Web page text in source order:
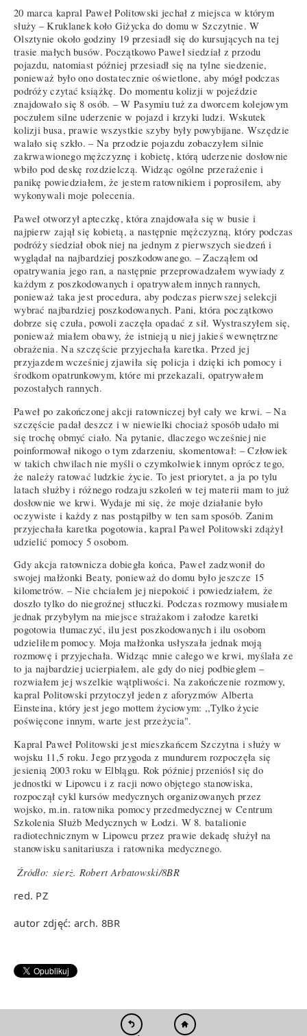
20 marca kapral Paweł Politowski jechał z miejsca w którym
służy – Kruklanek koło Giżycka do domu w Szczytnie. W
Olsztynie około godziny 19 przesiadł się do kursujących na tej
trasie małych busów. Początkowo Paweł siedział z przodu
pojazdu, natomiast później przesiadł się na tylne siedzenie,
ponieważ było ono dostatecznie oświetlone, aby mógł podczas
podróży czytać książkę. Do momentu kolizji w pojeździe
znajdowało się 8 osób. – W Pasymiu tuż za dworcem kolejowym
poczułem silne uderzenie w pojazd i krzyki ludzi. Wskutek
kolizji busa, prawie wszystkie szyby były powybijane. Wszędzie
walało się szkło. – Na przodzie pojazdu zobaczyłem silnie
zakrwawionego mężczyznę i kobietę, którą uderzenie dosłownie
wbiło pod deskę rozdzielczą. Widząc ogólne przerażenie i
panikę powiedziałem, że jestem ratownikiem i poprosiłem, aby
wykonywali moje polecenia.
Paweł otworzył apteczkę, która znajdowała się w busie i
najpierw zajął się kobietą, a następnie mężczyzną, który podczas
podróży siedział obok niej na jednym z pierwszych siedzeń i
wyglądał na najbardziej poszkodowanego. – Zacząłem od
opatrywania jego ran, a następnie przeprowadzałem wywiady z
każdym z poszkodowanych i opatrywałem innych rannych,
ponieważ taka jest procedura, aby podczas pierwszej selekcji
wybrać najbardziej poszkodowanych. Pani, która początkowo
dobrze się czuła, powoli zaczęła opadać z sił. Wystraszyłem się,
ponieważ miałem obawy, że istnieją u niej jakieś wewnętrzne
obrażenia. Na szczęście przyjechała karetka. Przed jej
przyjazdem wcześniej zjawiła się policja i dzięki ich pomocy i
środkom opatrunkowym, które mi przekazali, opatrywałem
pozostałych rannych.
Paweł po zakończonej akcji ratowniczej był cały we krwi. – Na
szczęście padał deszcz i w niewielki chociaż sposób udało mi
się trochę obmyć ciało. Na pytanie, dlaczego wcześniej nie
poinformował nikogo o tym zdarzeniu, skomentował: – Człowiek
w takich chwilach nie myśli o czymkolwiek innym oprócz tego,
że należy ratować ludzkie życie. To jest priorytet, a ja po tylu
latach służby i różnego rodzaju szkoleń w tej materii mam to już
dosłownie we krwi. Wydaje mi się, że moje działanie było
oczywiste i każdy z nas postąpiłby w ten sam sposób. Zanim
przyjechała karetka pogotowia, kapral Paweł Politowski zdążył
udzielić pomocy 5 osobom.
Gdy akcja ratownicza dobiegła końca, Paweł zadzwonił do
swojej małżonki Beaty, ponieważ do domu było jeszcze 15
kilometrów. – Nie chciałem jej niepokoić i powiedziałem, że
doszło tylko do niegroźnej stłuczki. Podczas rozmowy musiałem
jednak przybyłym na miejsce strażakom i załodze karetki
pogotowia tłumaczyć, ilu jest poszkodowanych i ilu osobom
udzieliłem pomocy. Moja małżonka usłyszała jednak moją
rozmowę i przyjechała. Widząc mnie całego we krwi, myślała ze
to ja najbardziej ucierpiałem, ale gdy do niej podbiegłem –
rozwiałem jej wszelkie wątpliwości. Na zakończenie rozmowy,
kapral Politowski przytoczył jeden z aforyzmów Alberta
Einsteina, który jest jego mottem życiowym: ,,Tylko życie
poświęcone innym, warte jest przeżycia".
Kapral Paweł Politowski jest mieszkańcem Szczytna i służy w
wojsku 11,5 roku. Jego przygoda z mundurem rozpoczęła się
jesienią 2003 roku w Elblągu. Rok później przeniósł się do
jednostki w Lipowcu i z racji nowo objętego stanowiska,
rozpoczął cykl kursów medycznych organizowanych przez
wojsko, m.in. ratownika pomocy przedmedycznej w Centrum
Szkolenia Służb Medycznych w Łodzi. W 8. batalionie
radiotechnicznym w Lipowcu przez prawie dekadę służył na
stanowisku sanitariusza i ratownika medycznego.
Źródło: sierż. Robert Arbatowski/8BR
red. PZ
autor zdjęć: arch. 8BR